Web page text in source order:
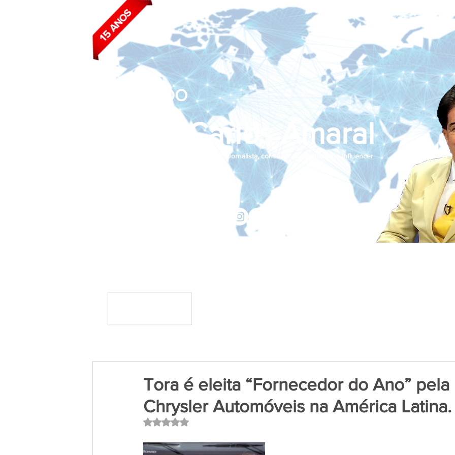
João Carlos Amaral
BLOG DO
Jornalista, consultor de empresas e influencer
Tora é eleita “Fornecedor do Ano” pela
Chrysler Automóveis na América Latina.
Avaliado com NaN de 5 estrelas.